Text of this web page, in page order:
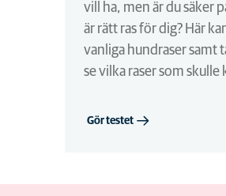
vill ha, men är du säker
är rätt ras för dig? Här
vanliga hundraser samt
se vilka raser som skulle
Gör testet